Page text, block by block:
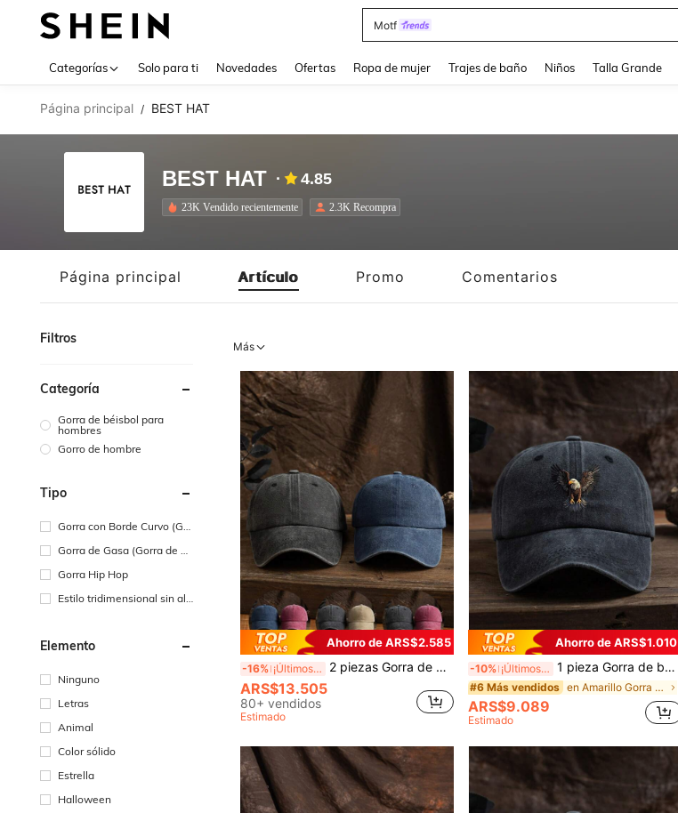
Campera
Categorías Solo para ti Novedades Ofertas Ropa de mujer Trajes de baño Niños Talla Grande
Página principal / BEST HAT
BEST HAT 4.85
23K Vendido recientemente 2.3K Recompra
Página principal Artículo Promo Comentarios
Filtros
Categoría
Gorra de béisbol para
hombres
Gorro de hombre
Tipo
Gorra con Borde Curvo (Gor
Gorra de Gasa (Gorra de B
Gorra Hip Hop
Estilo tridimensional sin ala
Elemento
Ninguno
Letras
Animal
Color sólido
Estrella
Halloween
Más
Ahorro de ARS$2.585
-16% ¡Últimos 3 días 2 piezas Gorra de béisbol unisex ajustable de unicolor y estilo retro para uso casual y diario
ARS$13.505
80+ vendidos
Estimado
Ahorro de ARS$1.010
-10% ¡Últimos 3 días 1 pieza Gorra de béisbol vintage lavada para hombre y mujer, casual de moda para exteriores, ajustable, con estampado de águila, cómoda y transpirable, esencial para viajes, para todas las estaciones, primavera y verano
#6 Más vendidos en Amarillo Gorra de béisbol para hombre
ARS$9.089
Estimado